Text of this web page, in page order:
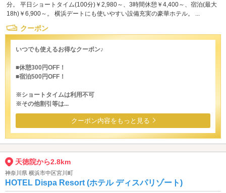
分。 平日ショートタイム(100分)￥2,980～、3時間休憩￥4,400～、宿泊(最大
18h)￥6,900～。 横浜デートにも使いやすい設備充実の豪華ホテル。 ...
クーポン
いつでも使えるお得なクーポン♪
■休憩300円OFF！
■宿泊500円OFF！
※ショートタイムは利用不可
※その他割引等は...
クーポン内容をもっと見る
天徳院から2.8km
神奈川県 横浜市中区宮川町
HOTEL Dispa Resort (ホテル ディスパリゾート)